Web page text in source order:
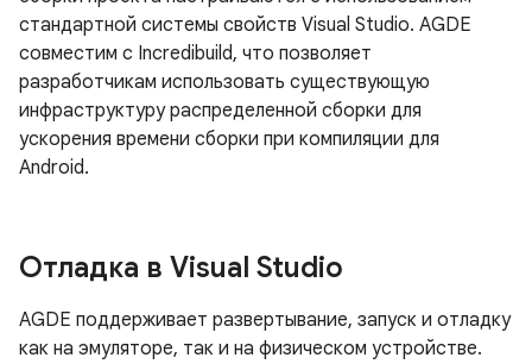
стандартной системы свойств Visual Studio. AGDE
совместим с Incredibuild, что позволяет
разработчикам использовать существующую
инфраструктуру распределенной сборки для
ускорения времени сборки при компиляции для
Android.
Отладка в Visual Studio
AGDE поддерживает развертывание, запуск и отладку
как на эмуляторе, так и на физическом устройстве.